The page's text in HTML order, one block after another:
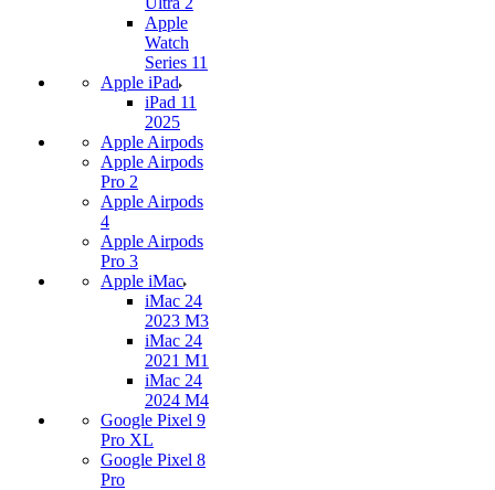
Apple
Watch
Series 11
Apple iPad
iPad 11
2025
Apple Airpods
Apple Airpods
Pro 2
Apple Airpods
4
Apple Airpods
Pro 3
Apple iMac
iMac 24
2023 M3
iMac 24
2021 M1
iMac 24
2024 M4
Google Pixel 9
Pro XL
Google Pixel 8
Pro